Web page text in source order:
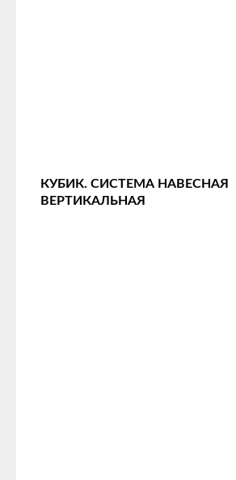
КУБИК. СИСТЕМА НАВЕСНАЯ
ВЕРТИКАЛЬНАЯ